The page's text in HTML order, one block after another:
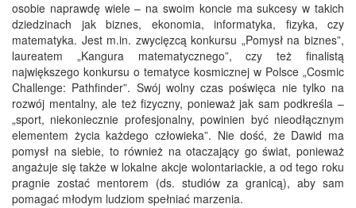
osobie naprawdę wiele – na swoim koncie ma sukcesy w takich
dziedzinach jak biznes, ekonomia, informatyka, fizyka, czy
matematyka. Jest m.in. zwycięzcą konkursu „Pomysł na biznes”,
laureatem „Kangura matematycznego”, czy też finalistą
największego konkursu o tematyce kosmicznej w Polsce „Cosmic
Challenge: Pathfinder”. Swój wolny czas poświęca nie tylko na
rozwój mentalny, ale też fizyczny, ponieważ jak sam podkreśla –
„sport, niekoniecznie profesjonalny, powinien być nieodłącznym
elementem życia każdego człowieka”. Nie dość, że Dawid ma
pomysł na siebie, to również na otaczający go świat, ponieważ
angażuje się także w lokalne akcje wolontariackie, a od tego roku
pragnie zostać mentorem (ds. studiów za granicą), aby sam
pomagać młodym ludziom spełniać marzenia.